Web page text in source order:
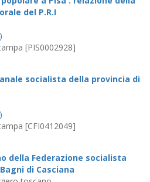
del P.R.I
[PIS0002928]
socialista della provincia di
[CFI0412049]
della Federazione socialista
di Casciana